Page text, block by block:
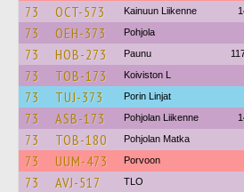
73 OCT-573 Kainuun Liikenne
73 OEH-373 Pohjola
73 HOB-273 Paunu
73 TOB-173 Koiviston L
73 TUJ-373 Porin Linjat
73 ASB-173 Pohjolan Liikenne
73 TOB-180 Pohjolan Matka
73 UUM-473 Porvoon
73 AVJ-517 TLO